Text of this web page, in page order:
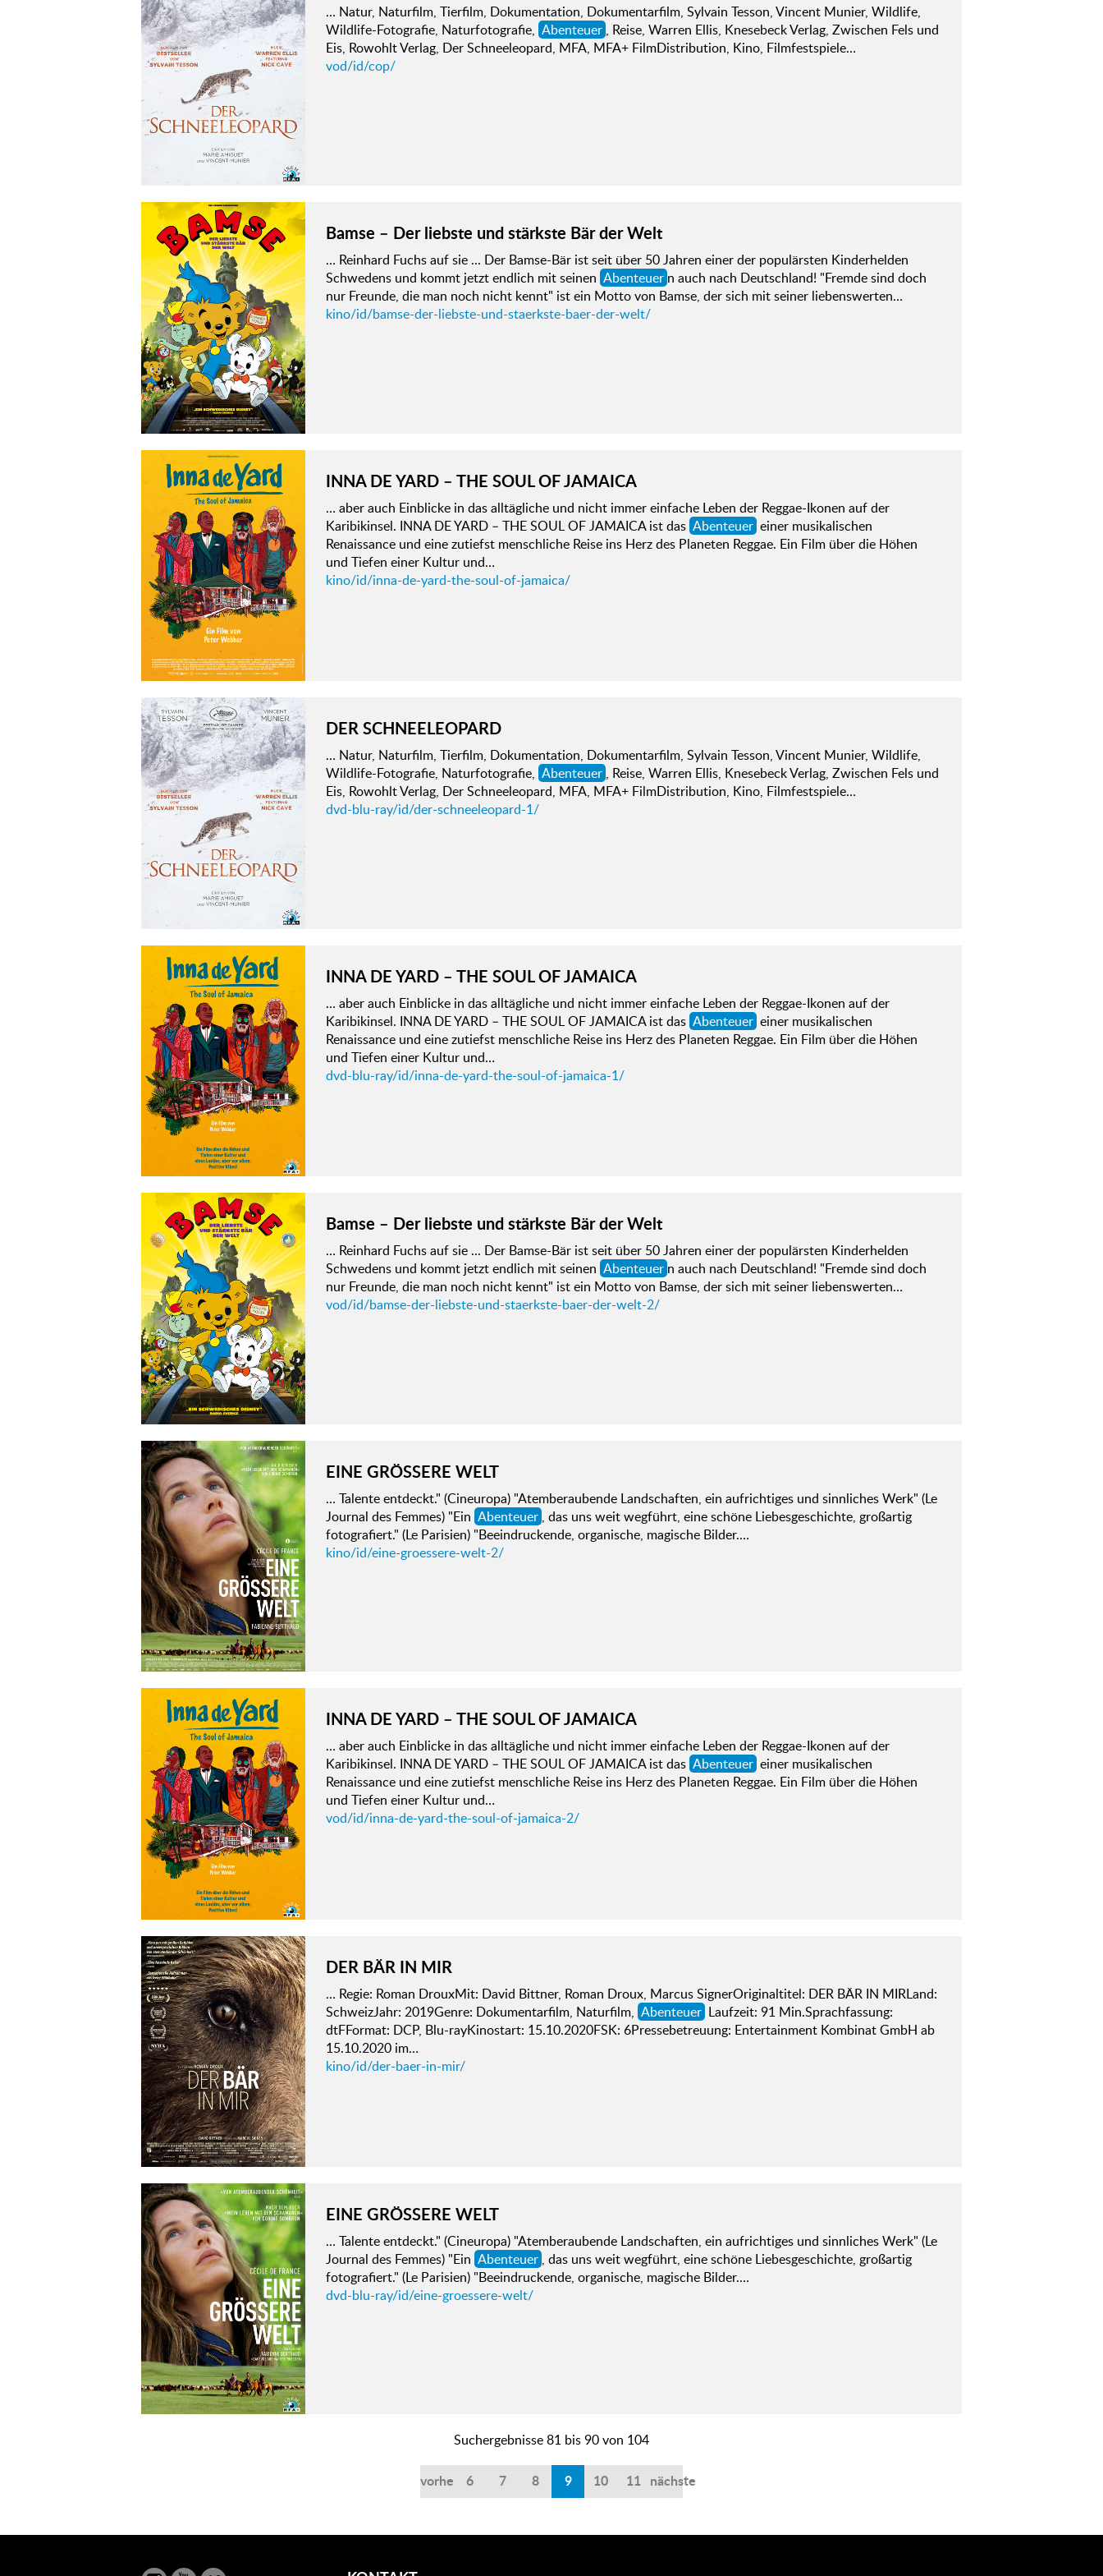
… Natur, Naturfilm, Tierfilm, Dokumentation, Dokumentarfilm, Sylvain Tesson, Vincent Munier, Wildlife,
Wildlife-Fotografie, Naturfotografie, Abenteuer , Reise, Warren Ellis, Knesebeck Verlag, Zwischen Fels und
Eis, Rowohlt Verlag, Der Schneeleopard, MFA, MFA+ FilmDistribution, Kino, Filmfestspiele…
vod/id/cop/
Bamse – Der liebste und stärkste Bär der Welt
… Reinhard Fuchs auf sie ... Der Bamse-Bär ist seit über 50 Jahren einer der populärsten Kinderhelden
Schwedens und kommt jetzt endlich mit seinen Abenteuer n auch nach Deutschland! "Fremde sind doch
nur Freunde, die man noch nicht kennt" ist ein Motto von Bamse, der sich mit seiner liebenswerten…
kino/id/bamse-der-liebste-und-staerkste-baer-der-welt/
INNA DE YARD – THE SOUL OF JAMAICA
… aber auch Einblicke in das alltägliche und nicht immer einfache Leben der Reggae-Ikonen auf der
Karibikinsel. INNA DE YARD – THE SOUL OF JAMAICA ist das Abenteuer einer musikalischen
Renaissance und eine zutiefst menschliche Reise ins Herz des Planeten Reggae. Ein Film über die Höhen
und Tiefen einer Kultur und…
kino/id/inna-de-yard-the-soul-of-jamaica/
DER SCHNEELEOPARD
… Natur, Naturfilm, Tierfilm, Dokumentation, Dokumentarfilm, Sylvain Tesson, Vincent Munier, Wildlife,
Wildlife-Fotografie, Naturfotografie, Abenteuer , Reise, Warren Ellis, Knesebeck Verlag, Zwischen Fels und
Eis, Rowohlt Verlag, Der Schneeleopard, MFA, MFA+ FilmDistribution, Kino, Filmfestspiele…
dvd-blu-ray/id/der-schneeleopard-1/
INNA DE YARD – THE SOUL OF JAMAICA
… aber auch Einblicke in das alltägliche und nicht immer einfache Leben der Reggae-Ikonen auf der
Karibikinsel. INNA DE YARD – THE SOUL OF JAMAICA ist das Abenteuer einer musikalischen
Renaissance und eine zutiefst menschliche Reise ins Herz des Planeten Reggae. Ein Film über die Höhen
und Tiefen einer Kultur und…
dvd-blu-ray/id/inna-de-yard-the-soul-of-jamaica-1/
Bamse – Der liebste und stärkste Bär der Welt
… Reinhard Fuchs auf sie ... Der Bamse-Bär ist seit über 50 Jahren einer der populärsten Kinderhelden
Schwedens und kommt jetzt endlich mit seinen Abenteuer n auch nach Deutschland! "Fremde sind doch
nur Freunde, die man noch nicht kennt" ist ein Motto von Bamse, der sich mit seiner liebenswerten…
vod/id/bamse-der-liebste-und-staerkste-baer-der-welt-2/
EINE GRÖSSERE WELT
… Talente entdeckt." (Cineuropa) "Atemberaubende Landschaften, ein aufrichtiges und sinnliches Werk" (Le
Journal des Femmes) "Ein Abenteuer , das uns weit wegführt, eine schöne Liebesgeschichte, großartig
fotografiert." (Le Parisien) "Beeindruckende, organische, magische Bilder.…
kino/id/eine-groessere-welt-2/
INNA DE YARD – THE SOUL OF JAMAICA
… aber auch Einblicke in das alltägliche und nicht immer einfache Leben der Reggae-Ikonen auf der
Karibikinsel. INNA DE YARD – THE SOUL OF JAMAICA ist das Abenteuer einer musikalischen
Renaissance und eine zutiefst menschliche Reise ins Herz des Planeten Reggae. Ein Film über die Höhen
und Tiefen einer Kultur und…
vod/id/inna-de-yard-the-soul-of-jamaica-2/
DER BÄR IN MIR
… Regie: Roman DrouxMit: David Bittner, Roman Droux, Marcus SignerOriginaltitel: DER BÄR IN MIRLand:
SchweizJahr: 2019Genre: Dokumentarfilm, Naturfilm, Abenteuer Laufzeit: 91 Min.Sprachfassung:
dtFFormat: DCP, Blu-rayKinostart: 15.10.2020FSK: 6Pressebetreuung: Entertainment Kombinat GmbH ab
15.10.2020 im…
kino/id/der-baer-in-mir/
EINE GRÖSSERE WELT
… Talente entdeckt." (Cineuropa) "Atemberaubende Landschaften, ein aufrichtiges und sinnliches Werk" (Le
Journal des Femmes) "Ein Abenteuer , das uns weit wegführt, eine schöne Liebesgeschichte, großartig
fotografiert." (Le Parisien) "Beeindruckende, organische, magische Bilder.…
dvd-blu-ray/id/eine-groessere-welt/
Suchergebnisse 81 bis 90 von 104
vorherige
6 7 8 9 10 11 nächste